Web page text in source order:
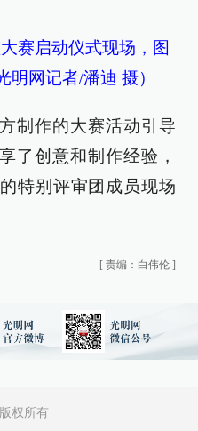
赛启动仪式现场，图
明网记者/潘迪 摄）
制作的大赛活动引导
了创意和制作经验，
特别评审团成员现场
[ 责编：白伟伦 ]
权所有